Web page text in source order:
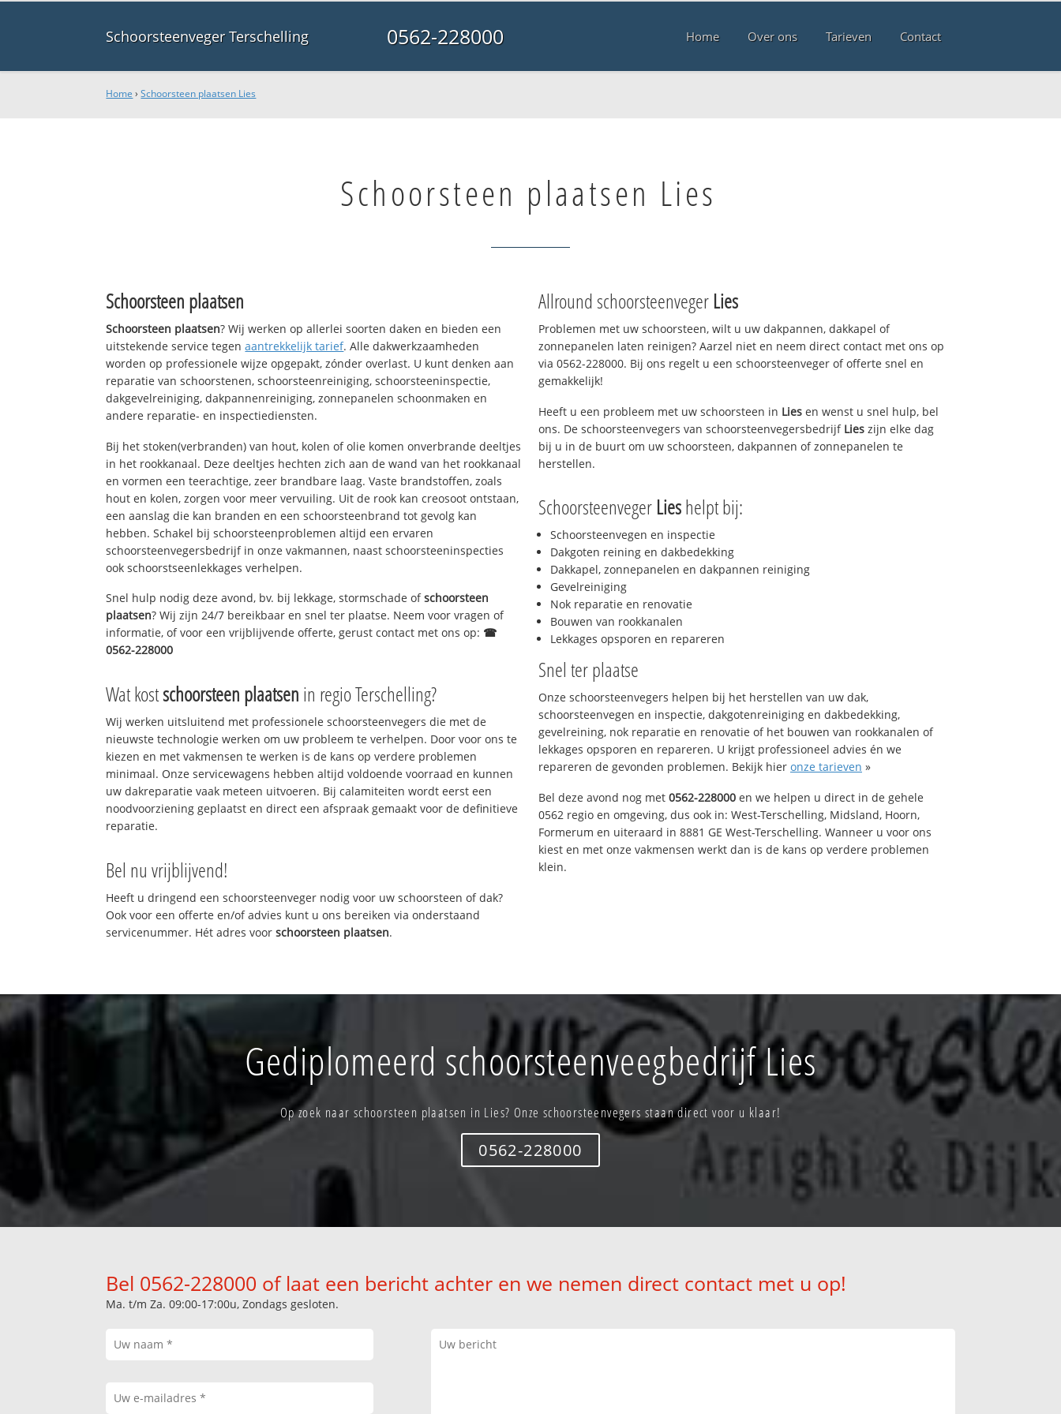
Schoorsteenveger Terschelling 0562-228000 Home Over ons Tarieven Contact
Home ›Schoorsteen plaatsen Lies
Schoorsteen plaatsen Lies
Schoorsteen plaatsen
Schoorsteen plaatsen? Wij werken op allerlei soorten daken en bieden een
uitstekende service tegenaantrekkelijk tarief. Alle dakwerkzaamheden
worden op professionele wijze opgepakt, zónder overlast. U kunt denken aan
reparatie van schoorstenen, schoorsteenreiniging, schoorsteeninspectie,
dakgevelreiniging, dakpannenreiniging, zonnepanelen schoonmaken en
andere reparatie- en inspectiediensten.
Bij het stoken(verbranden) van hout, kolen of olie komen onverbrande deeltjes
in het rookkanaal. Deze deeltjes hechten zich aan de wand van het rookkanaal
en vormen een teerachtige, zeer brandbare laag. Vaste brandstoffen, zoals
hout en kolen, zorgen voor meer vervuiling. Uit de rook kan creosoot ontstaan,
een aanslag die kan branden en een schoorsteenbrand tot gevolg kan
hebben. Schakel bij schoorsteenproblemen altijd een ervaren
schoorsteenvegersbedrijf in onze vakmannen, naast schoorsteeninspecties
ook schoorstseenlekkages verhelpen.
Snel hulp nodig deze avond, bv. bij lekkage, stormschade ofschoorsteen
plaatsen? Wij zijn 24/7 bereikbaar en snel ter plaatse. Neem voor vragen of
informatie, of voor een vrijblijvende offerte, gerust contact met ons op: ☎
0562-228000
Wat kostschoorsteen plaatsen in regio Terschelling?
Wij werken uitsluitend met professionele schoorsteenvegers die met de
nieuwste technologie werken om uw probleem te verhelpen. Door voor ons te
kiezen en met vakmensen te werken is de kans op verdere problemen
minimaal. Onze servicewagens hebben altijd voldoende voorraad en kunnen
uw dakreparatie vaak meteen uitvoeren. Bij calamiteiten wordt eerst een
noodvoorziening geplaatst en direct een afspraak gemaakt voor de definitieve
reparatie.
Bel nu vrijblijvend!
Heeft u dringend een schoorsteenveger nodig voor uw schoorsteen of dak?
Ook voor een offerte en/of advies kunt u ons bereiken via onderstaand
servicenummer. Hét adres voorschoorsteen plaatsen.
Allround schoorsteenveger Lies
Problemen met uw schoorsteen, wilt u uw dakpannen, dakkapel of
zonnepanelen laten reinigen? Aarzel niet en neem direct contact met ons op
via 0562-228000. Bij ons regelt u een schoorsteenveger of offerte snel en
gemakkelijk!
Heeft u een probleem met uw schoorsteen in Lies en wenst u snel hulp, bel
ons. De schoorsteenvegers van schoorsteenvegersbedrijf Lies zijn elke dag
bij u in de buurt om uw schoorsteen, dakpannen of zonnepanelen te
herstellen.
Schoorsteenveger Lieshelpt bij:
Schoorsteenvegen en inspectie
Dakgoten reining en dakbedekking
Dakkapel, zonnepanelen en dakpannen reiniging
Gevelreiniging
Nok reparatie en renovatie
Bouwen van rookkanalen
Lekkages opsporen en repareren
Snel ter plaatse
Onze schoorsteenvegers helpen bij het herstellen van uw dak,
schoorsteenvegen en inspectie, dakgotenreiniging en dakbedekking,
gevelreining, nok reparatie en renovatie of het bouwen van rookkanalen of
lekkages opsporen en repareren. U krijgt professioneel advies én we
repareren de gevonden problemen. Bekijk hier onze tarieven »
Bel deze avond nog met 0562-228000 en we helpen u direct in de gehele
0562 regio en omgeving, dus ook in: West-Terschelling, Midsland, Hoorn,
Formerum en uiteraard in 8881 GE West-Terschelling. Wanneer u voor ons
kiest en met onze vakmensen werkt dan is de kans op verdere problemen
klein.
Gediplomeerd schoorsteenveegbedrijf Lies
Op zoek naar schoorsteen plaatsen in Lies? Onze schoorsteenvegers staan direct voor u klaar!
0562-228000
Bel 0562-228000 of laat een bericht achter en we nemen direct contact met u op!
Ma. t/m Za. 09:00-17:00u, Zondags gesloten.